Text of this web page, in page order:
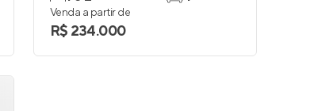
Venda a partir de
R$ 234.000